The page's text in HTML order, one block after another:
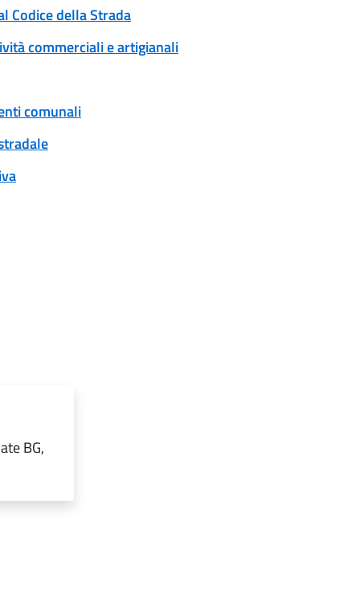
Codice della Strada
commerciali e artigianali
comunali
BG,